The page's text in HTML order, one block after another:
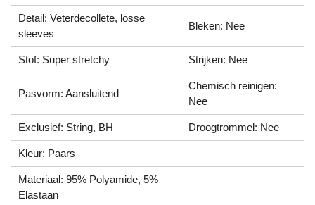
Detail: Veterdecollete, losse
sleeves
Bleken: Nee
Stof: Super stretchy Strijken: Nee
Pasvorm: Aansluitend
Chemisch reinigen:
Nee
Exclusief: String, BH Droogtrommel: Nee
Kleur: Paars
Materiaal: 95% Polyamide, 5%
Elastaan